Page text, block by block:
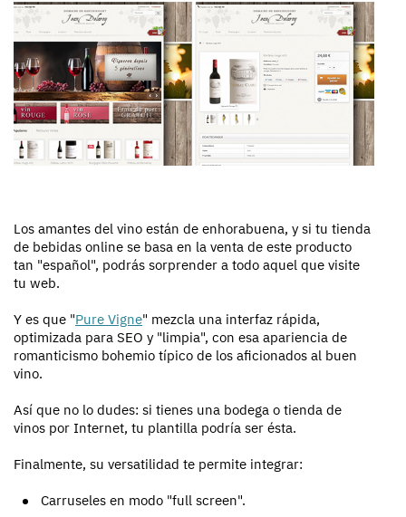
Los amantes del vino están de enhorabuena, y si tu tienda
de bebidas online se basa en la venta de este producto
tan "español", podrás sorprender a todo aquel que visite
tu web.
Y es que "Pure Vigne" mezcla una interfaz rápida,
optimizada para SEO y "limpia", con esa apariencia de
romanticismo bohemio típico de los aficionados al buen
vino.
Así que no lo dudes: si tienes una bodega o tienda de
vinos por Internet, tu plantilla podría ser ésta.
Finalmente, su versatilidad te permite integrar:
Carruseles en modo "full screen".